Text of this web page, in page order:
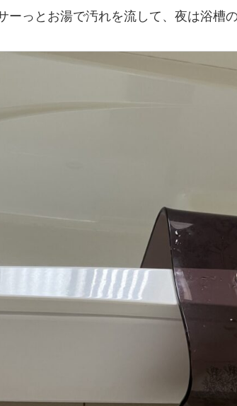
ーっとお湯で汚れを流して、夜は浴槽